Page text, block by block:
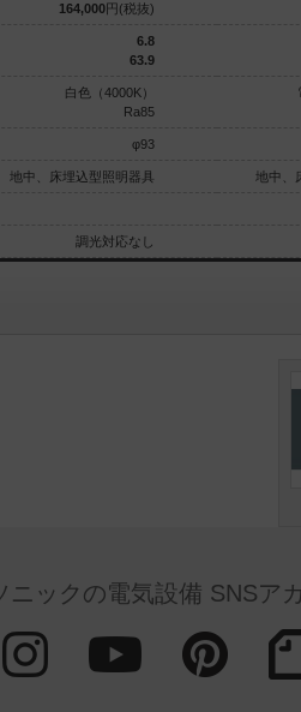
164,000円(税抜)
6.8
63.9
白色（4000K）
Ra85
φ93
地中、床埋込型照明器具
調光対応なし
地中、
ニックの電気設備 SNSア